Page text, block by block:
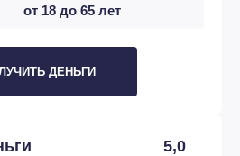
от 18 до 65 лет
ДЕНЬГИ
5,0